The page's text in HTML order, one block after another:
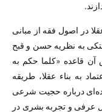
در اصول فقه از مبانی
به نظریه حسن و قبح
قاعده «کلما حکم به
به بناء عقلا، طریقه
درباره حجیت شرعی
عرفی و تجربه بشری در